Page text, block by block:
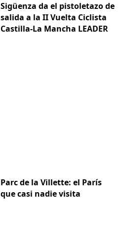
Sigüenza da el pistoletazo de
salida a la II Vuelta Ciclista
Castilla-La Mancha LEADER
Parc de la Villette: el París
que casi nadie visita